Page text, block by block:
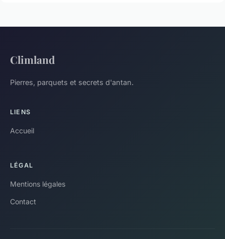
Climland
Pierres, parquets et secrets d'antan.
LIENS
Accueil
LÉGAL
Mentions légales
Contact